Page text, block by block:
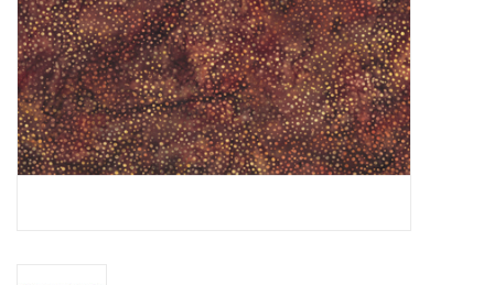
Handwerk
Workshop
Sale / Coupons